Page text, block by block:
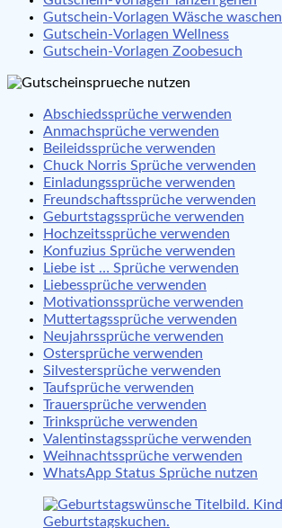
Gutschein-Vorlagen Wäsche waschen
Gutschein-Vorlagen Wellness
Gutschein-Vorlagen Zoobesuch
Abschiedssprüche verwenden
Anmachsprüche verwenden
Beileidssprüche verwenden
Chuck Norris Sprüche verwenden
Einladungssprüche verwenden
Freundschaftssprüche verwenden
Geburtstagssprüche verwenden
Hochzeitssprüche verwenden
Konfuzius Sprüche verwenden
Liebe ist … Sprüche verwenden
Liebessprüche verwenden
Motivationssprüche verwenden
Muttertagssprüche verwenden
Neujahrssprüche verwenden
Ostersprüche verwenden
Silvestersprüche verwenden
Taufsprüche verwenden
Trauersprüche verwenden
Trinksprüche verwenden
Valentinstagssprüche verwenden
Weihnachtssprüche verwenden
WhatsApp Status Sprüche nutzen